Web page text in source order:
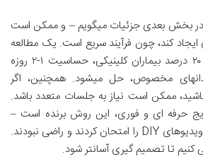
– در بخش بعدی جزئیات میگویم – و ممکن است
کند، چون فرآیند سریع است. یک مطالعه
مقایسه ای نشان داد که ۲۰ درصد بیماران کلینیکی، حساسیت ۱-۲ روزه
مخصوص، حل میشود. همچنین، اگر
ممکن است نیاز به جلسات متعدد باشد.
حرفه ای و فوری، این روش برنده است –
مخصوصا برای کسانی که ویدیوهای DIY را امتحان کردند و راضی نبودند.
کنیم تا تصمیم گیری آسانتر شود.